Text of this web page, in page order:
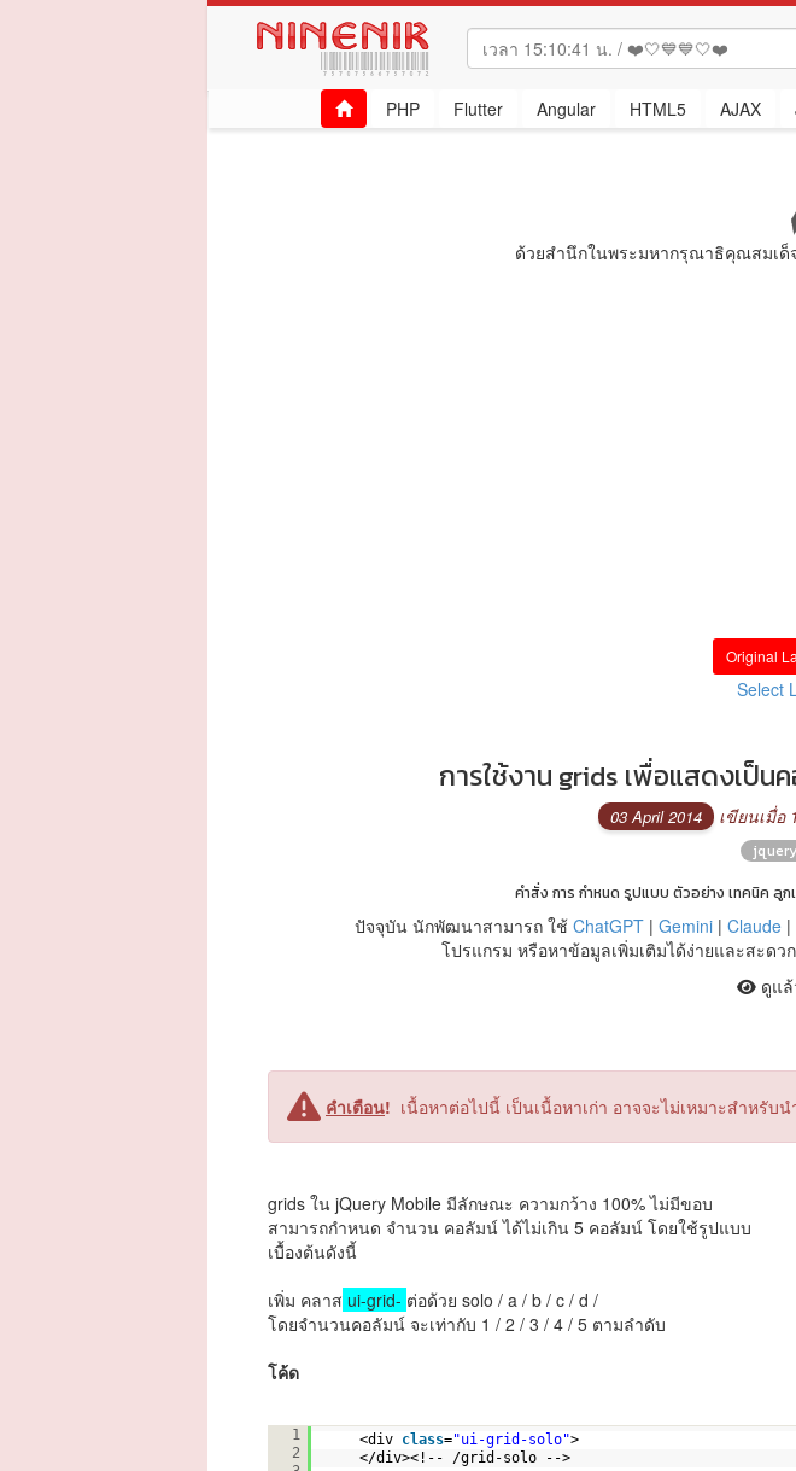
PHP Flutter Angular HTML5 AJAX
ด้วยสํานึกในพระมหากรุณาธิคุณสมเด็
Original
Select
การใช้งาน grids เพื่อแสดงเป็
03 April 2014 เขียนเมื่อ
คำสั่ง การ กำหนด รูปแบบ ตัวอย่าง เทคนิค ลู
ปัจจุบัน นักพัฒนาสามารถ ใช้ ChatGPT| Gemini| Claude|
โปรแกรม หรือหาข้อมูลเพิ่มเติมได้ง่ายและสะด
ดูแล้
คำเตือน! เนื้อหาต่อไปนี้ เป็นเนื้อหาเก่า อาจจะไม่เหมาะสำหรั
grids ใน jQuery Mobile มีลักษณะ ความกว้าง 100% ไม่มีขอบ
สามารถกำหนด จำนวน คอลัมน์ ได้ไม่เกิน 5 คอลัมน์ โดยใช้รูปแบบ
เบื้องต้นดังนี้
เพิ่ม คลาส ui-grid- ต่อด้วย solo / a / b / c / d /
โดยจำนวนคอลัมน์ จะเท่ากับ 1 / 2 / 3 / 4 / 5 ตามลำดับ
โค้ด
1
2
<!-- สำหรับแสดง 1 คอลัมน์-->
<div class="ui-grid-solo">
</div><!-- /grid-solo -->